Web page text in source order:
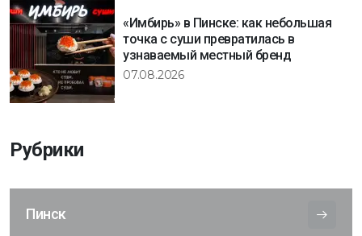
«Имбирь» в Пинске: как небольшая
точка с суши превратилась в
узнаваемый местный бренд
07.08.2026
Рубрики
Пинск